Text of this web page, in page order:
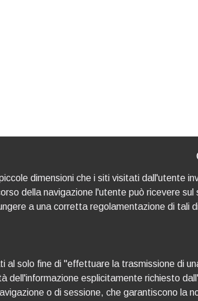
dimensioni che i siti visitati dall'utente
della navigazione l'utente può ricevere
a una corretta regolamentazione di tali
al solo fine di "effettuare la trasmissione di
dell'informazione esplicitamente richiesto
o di sessione, che garantiscono